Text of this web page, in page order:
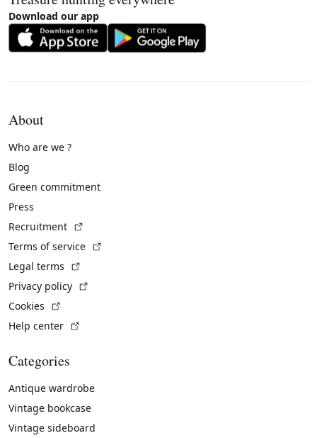
Download our app
About
Who are we ?
Blog
Green commitment
Press
Recruitment
Terms of service
Legal terms
Privacy policy
Cookies
Help center
Categories
Antique wardrobe
Vintage bookcase
Vintage sideboard